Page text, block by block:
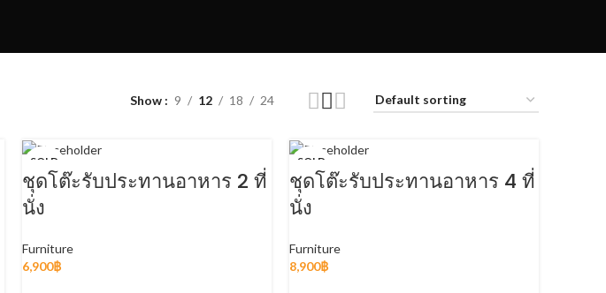
Show 9 12 18 24
SOLD
OUT
ชุดโต๊ะรับประทานอาหาร 2 ที่
นั่ง
Furniture
6,900฿
SOLD
OUT
ชุดโต๊ะรับประทานอาหาร 4 ที่
นั่ง
Furniture
8,900฿